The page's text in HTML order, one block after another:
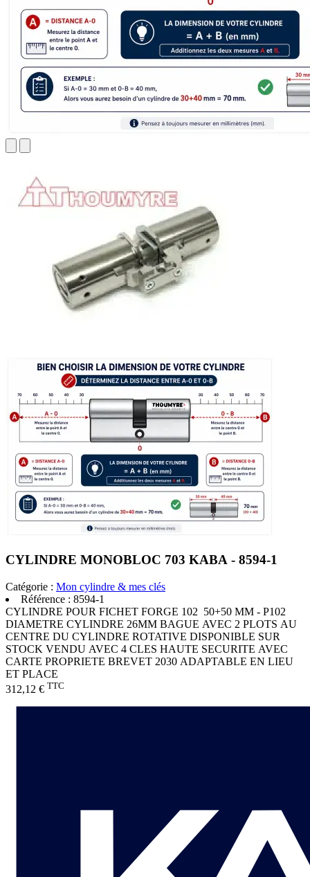
CYLINDRE MONOBLOC 703 KABA - 8594-1
Catégorie : Mon cylindre & mes clés
Référence : 8594-1
CYLINDRE POUR FICHET FORGE 102 50+50 MM - P102
DIAMETRE CYLINDRE 26MM BAGUE AVEC 2 PLOTS AU
CENTRE DU CYLINDRE ROTATIVE DISPONIBLE SUR
STOCK VENDU AVEC 4 CLES HAUTE SECURITE AVEC
CARTE PROPRIETE BREVET 2030 ADAPTABLE EN LIEU
312,12 € TTC